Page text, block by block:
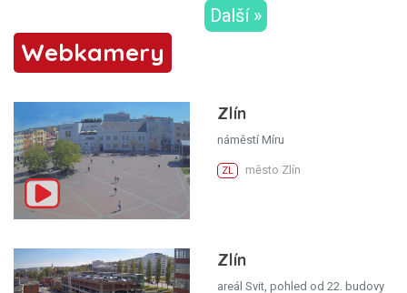
Další »
Webkamery
Zlín
náměstí Míru
ZL město Zlín
Zlín
areál Svit, pohled od 22. budovy